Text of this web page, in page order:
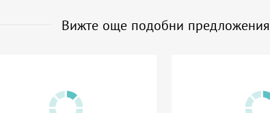
Вижте още подобни предложения